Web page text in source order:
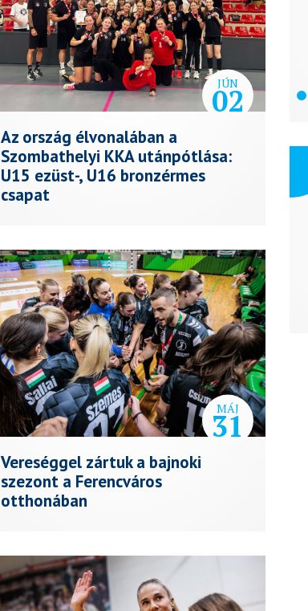
JÚN
02
Az ország élvonalában a
Szombathelyi KKA utánpótlása:
U15 ezüst-, U16 bronzérmes
csapat
MÁJ
31
Vereséggel zártuk a bajnoki
szezont a Ferencváros
otthonában
Genezis Trans
Webmark Europe